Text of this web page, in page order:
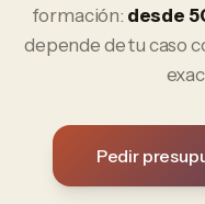
formación: desde
depende de tu caso
Pedir